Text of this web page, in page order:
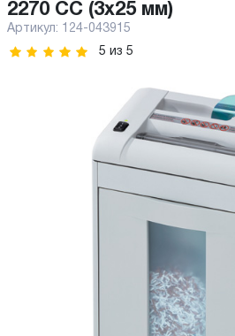
2270 CC (3x25 мм)
Артикул: 124-043915
5 из 5